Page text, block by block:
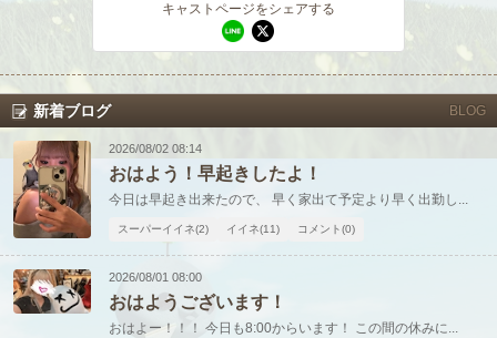
キャストページをシェアする
LINE X (旧Twitter)
新着ブログ BLOG
2026/08/02 08:14
おはよう！早起きしたよ！
今日は早起き出来たので、 早く家出て予定より早く出勤し...
スーパーイイネ(2) イイネ(11) コメント(0)
2026/08/01 08:00
おはようございます！
おはよー！！！ 今日も8:00からいます！ この間の休みに...
LINE X (旧Twitter)
会員ログイン
女の子ログイン
新規会員登録
甲信越
関東 静岡
中四国 九州
沖縄 全国TOP